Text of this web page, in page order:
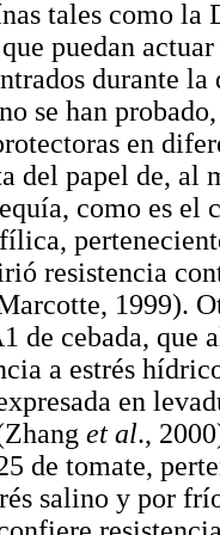
tales como
puedan
durante
se han
en
del papel de, al
como es el
resistencia
1999).
de cebada, que
a estrés
en
et al.,
de tomate,
salino y por